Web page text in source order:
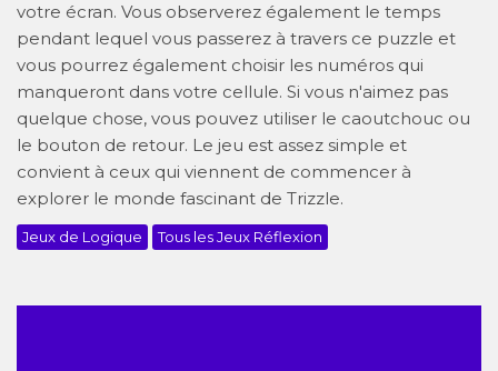
votre écran. Vous observerez également le temps
pendant lequel vous passerez à travers ce puzzle et
vous pourrez également choisir les numéros qui
manqueront dans votre cellule. Si vous n'aimez pas
quelque chose, vous pouvez utiliser le caoutchouc ou
le bouton de retour. Le jeu est assez simple et
convient à ceux qui viennent de commencer à
explorer le monde fascinant de Trizzle.
Jeux de Logique Tous les Jeux Réflexion